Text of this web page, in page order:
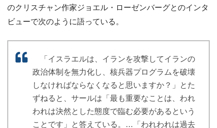
のクリスチャン作家ジョエル・ローゼンバーグとのインタ
ビューで次のように語っている。
「イスラエルは、イランを攻撃してイランの
政治体制を無力化し、核兵器プログラムを破壊
しなければならなくなると思いますか？」とた
ずねると、サールは「最も重要なことは、われ
われは決然とした態度で臨む必要があるという
ことです」と答えている。…「われわれは過去